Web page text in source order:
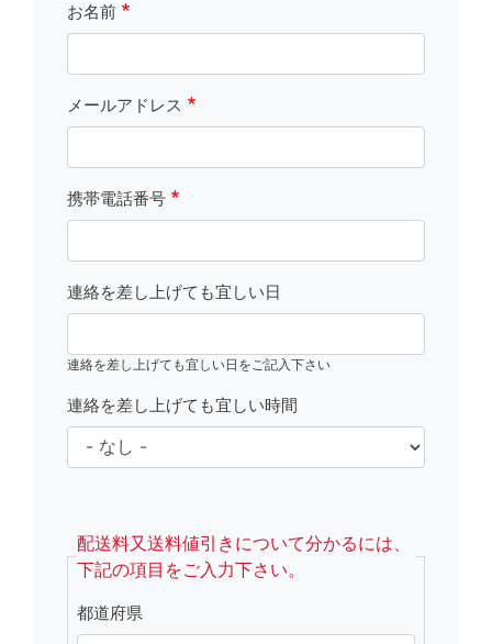
お名前
メールアドレス
携帯電話番号
連絡を差し上げても宜しい日
連絡を差し上げても宜しい日をご記入下さい
連絡を差し上げても宜しい時間
配送料又送料値引きについて分かるには、
下記の項目をご入力下さい。
都道府県